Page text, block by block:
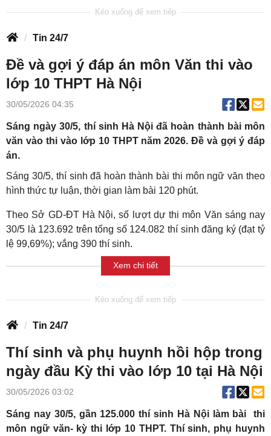
Tin 24/7
Đề và gợi ý đáp án môn Văn thi vào
lớp 10 THPT Hà Nội
30/05/2026 04:35
Sáng ngày 30/5, thí sinh Hà Nội đã hoàn thành bài môn
văn vào thi vào lớp 10 THPT năm 2026. Đề và gợi ý đáp
án.
Sáng 30/5, thí sinh đã hoàn thành bài thi môn ngữ văn theo
hình thức tự luận, thời gian làm bài 120 phút.
Theo Sở GD-ĐT Hà Nội, số lượt dự thi môn Văn sáng nay
30/5 là 123.692 trên tổng số 124.082 thí sinh đăng ký (đạt tỷ
lệ 99,69%); vắng 390 thí sinh.
Xem chi tiết
Tin 24/7
Thí sinh và phụ huynh hồi hộp trong
ngày đầu Kỳ thi vào lớp 10 tại Hà Nội
30/05/2026 03:02
Sáng nay 30/5, gần 125.000 thí sinh Hà Nội làm bài thi
môn ngữ văn- kỳ thi lớp 10 THPT. Thí sinh, phụ huynh